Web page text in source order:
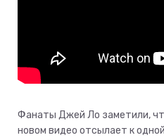
Фанаты Джей Ло заметили,
новом видео отсылает к